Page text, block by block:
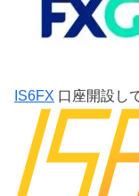
IS6FX 口座開設し